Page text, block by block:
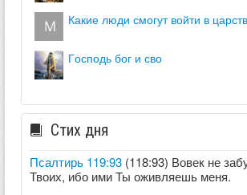
какие люди смогут войти в
господь бог и сво
Стих дня
Псалтирь 119:93 (118:93) Вовек не
Твоих, ибо ими Ты оживляешь меня.